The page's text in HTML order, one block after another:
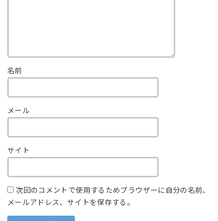
名前
メール
サイト
次回のコメントで使用するためブラウザーに自分の名前、
メールアドレス、サイトを保存する。